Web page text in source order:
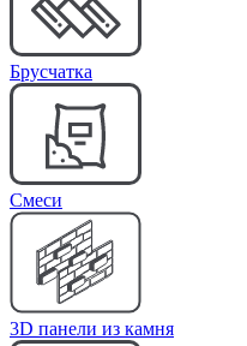
Брусчатка
Cмеси
3D панели из камня